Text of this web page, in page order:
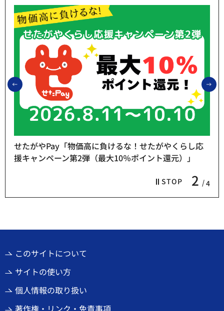
前のスライドを表示
STOP 2 4
せたがやPay「物価高に負けるな！せたがやくらし応
援キャンペーン第2弾（最大10％ポイント還元）」
このサイトについて
サイトの使い方
個人情報の取り扱い